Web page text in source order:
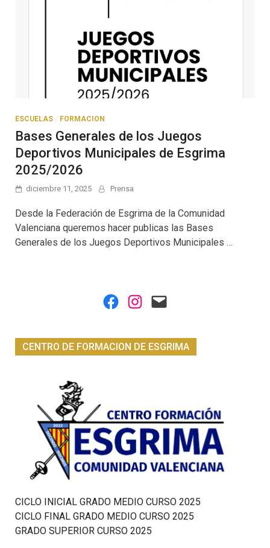
ESCUELAS / FORMACION
Bases Generales de los Juegos
Deportivos Municipales de Esgrima
2025/2026
diciembre 11, 2025 Prensa
Desde la Federación de Esgrima de la Comunidad
Valenciana queremos hacer publicas las Bases
Generales de los Juegos Deportivos Municipales …
Facebook
Instagram
Mail
CENTRO DE FORMACION DE ESGRIMA
CICLO INICIAL GRADO MEDIO CURSO 2025
CICLO FINAL GRADO MEDIO CURSO 2025
GRADO SUPERIOR CURSO 2025